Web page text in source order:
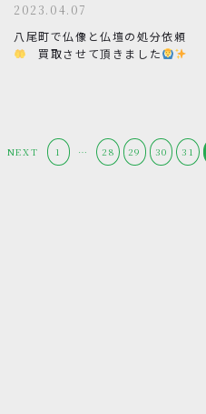
2023.04.07
八尾町で仏像と仏壇の処分依頼
買取させて頂きました
NEXT 1 … 28 29 30 31